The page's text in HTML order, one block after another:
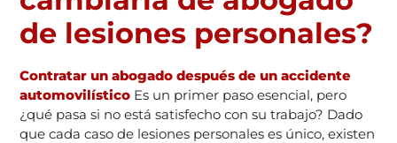
de lesiones personales?
Contratar un abogado después de un accidente
automovilístico Es un primer paso esencial, pero
¿qué pasa si no está satisfecho con su trabajo? Dado
que cada caso de lesiones personales es único, existen